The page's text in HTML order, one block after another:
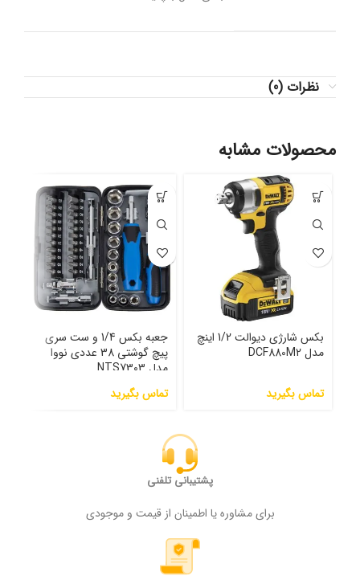
نظرات (0)
محصولات مشابه
بکس شارژی دیوالت 1/2 اینچ
مدل DCF880M2
تماس بگیرید
جعبه بکس 1/4 و ست سری
پیچ گوشتی 38 عددی نووا
مدل NTS7303
تماس بگیرید
پشتیبانی تلفنی
برای مشاوره یا اطمینان از قیمت و موجودی